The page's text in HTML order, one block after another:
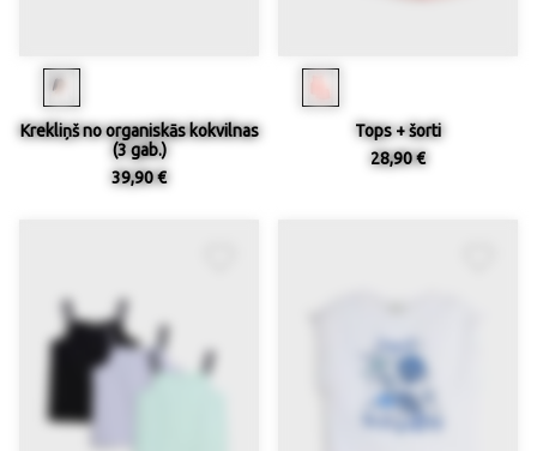
Krekliņš no organiskās kokvilnas
(3 gab.)
39,90 €
Tops + šorti
28,90 €